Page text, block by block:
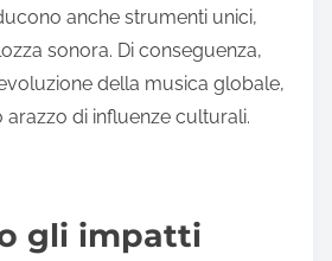
anche strumenti unici,
sonora. Di conseguenza,
della musica globale,
di influenze culturali.